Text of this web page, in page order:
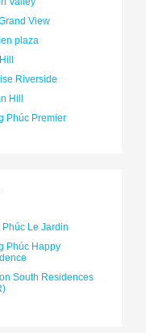
View
plaza
Riverside
Hill
Phúc Premier
Phúc Le Jardin
Phúc Happy
South Residences